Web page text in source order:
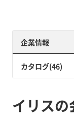
企業情報
カタログ(46)
イリス